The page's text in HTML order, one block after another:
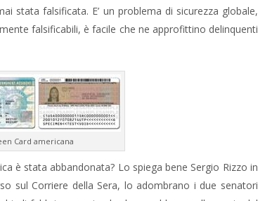
stata falsificata. E’ un problema di sicurezza globale,
falsificabili, è facile che ne approfittino delinquenti
Card americana
è stata abbandonata? Lo spiega bene Sergio Rizzo in
sul Corriere della Sera, lo adombrano i due senatori